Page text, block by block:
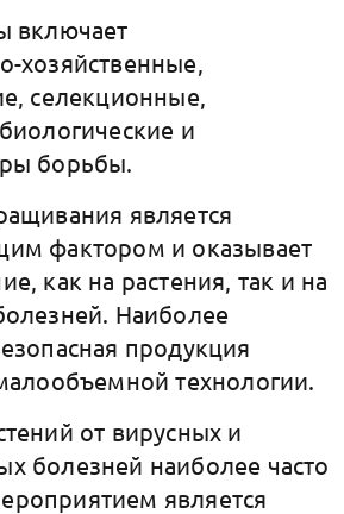
включает
хозяйственные,
селекционные,
и
борьбы.
является
фактором и оказывает
как на растения, так и на
Наиболее
продукция
технологии.
от вирусных и
болезней наиболее часто
является